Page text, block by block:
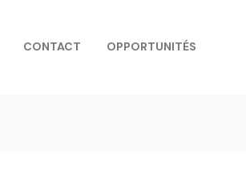
CONTACT OPPORTUNITÉS